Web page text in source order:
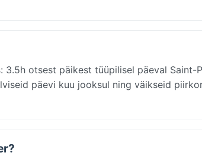
otsest päikest tüüpilisel päeval Saint-
päevi kuu jooksul ning väikseid